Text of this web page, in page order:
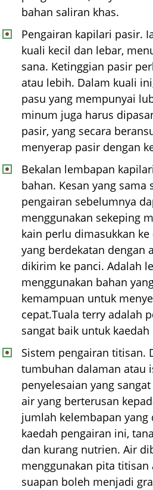
bahan saliran khas.
Pengairan kapilari pasir.
kuali kecil dan lebar,
sana. Ketinggian pasir
atau lebih. Dalam kuali
pasu yang mempunyai
minum juga harus
pasir, yang secara
menyerap pasir dengan
Bekalan lembapan
bahan. Kesan yang sama
pengairan sebelumnya
menggunakan sekeping
kain perlu dimasukkan
yang berdekatan dengan
dikirim ke panci. Adalah
menggunakan bahan
kemampuan untuk
cepat.Tuala terry adalah
sangat baik untuk kaedah
Sistem pengairan titisan.
tumbuhan dalaman atau
penyelesaian yang
air yang berterusan
jumlah kelembapan yang
kaedah pengairan ini,
dan kurang nutrien. Air
menggunakan pita titisan
suapan boleh menjadi